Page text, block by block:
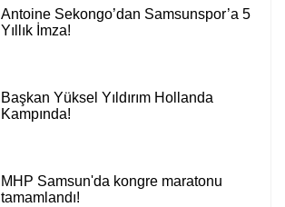
Antoine Sekongo’dan Samsunspor’a 5
Yıllık İmza!
Başkan Yüksel Yıldırım Hollanda
Kampında!
MHP Samsun'da kongre maratonu
tamamlandı!